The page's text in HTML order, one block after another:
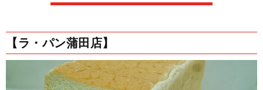
【ラ・パン蒲田店】